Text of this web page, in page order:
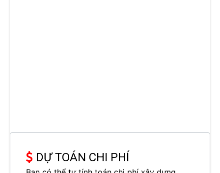
DỰ TOÁN CHI PHÍ